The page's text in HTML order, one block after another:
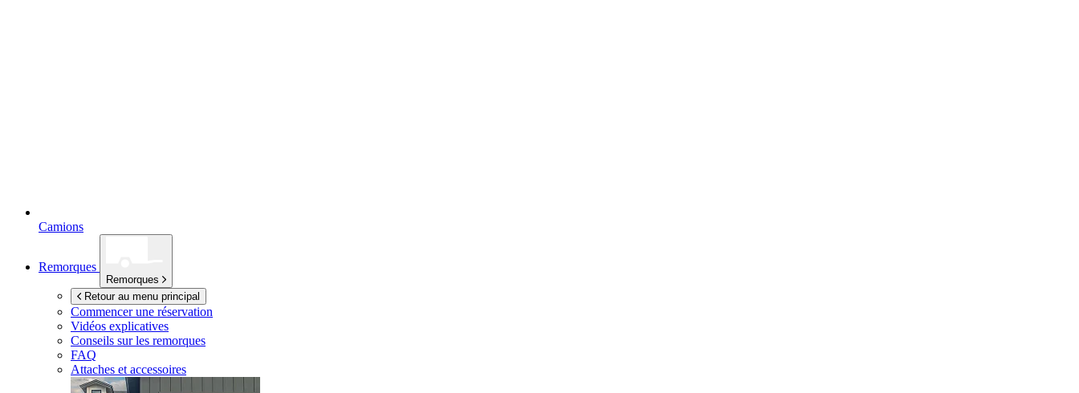
Camions
Remorques
Remorques
Retour au menu principal
Commencer une réservation
Vidéos explicatives
Conseils sur les remorques
FAQ
Attaches et accessoires